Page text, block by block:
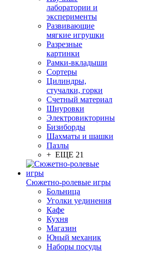
лаборатории и
эксперименты
Развивающие
мягкие игрушки
Разрезные
картинки
Рамки-вкладыши
Сортеры
Цилиндры,
стучалки, горки
Счетный материал
Шнуровки
Электровикторины
Бизиборды
Шахматы и шашки
Пазлы
+ ЕЩЕ 21
Сюжетно-ролевые игры
Больница
Уголки уединения
Кафе
Кухня
Магазин
Юный механик
Наборы посуды